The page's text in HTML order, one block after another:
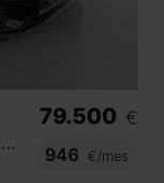
A6 AVANT BLACK LINE EDITION 40 TDI QUATTRO 150(204) KW(CV) S TRONIC
79.500 €
946
€/mes